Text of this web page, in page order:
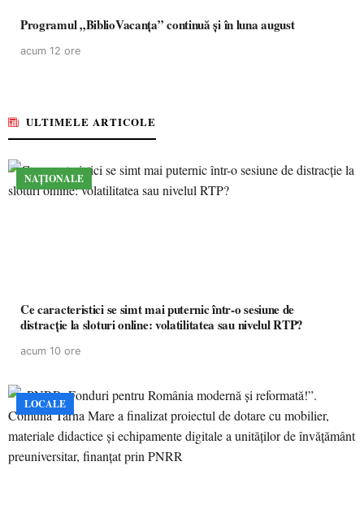
Programul „BiblioVacanța” continuă și în luna august
acum 12 ore
ULTIMELE ARTICOLE
NAȚIONALE
Ce caracteristici se simt mai puternic într-o sesiune de
distracție la sloturi online: volatilitatea sau nivelul RTP?
acum 10 ore
LOCALE